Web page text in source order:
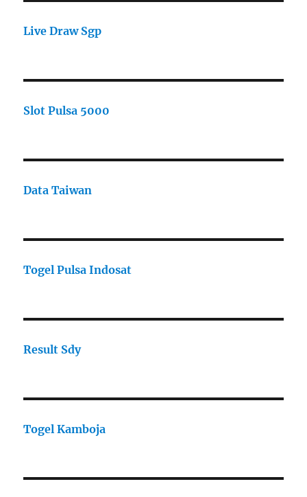
Live Draw Sgp
Slot Pulsa 5000
Data Taiwan
Togel Pulsa Indosat
Result Sdy
Togel Kamboja